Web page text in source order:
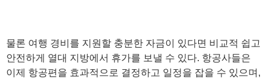
물론 여행 경비를 지원할 충분한 자금이 있다면 비교적 쉽고
안전하게 열대 지방에서 휴가를 보낼 수 있다. 항공사들은
이제 항공편을 효과적으로 결정하고 일정을 잡을 수 있으며,